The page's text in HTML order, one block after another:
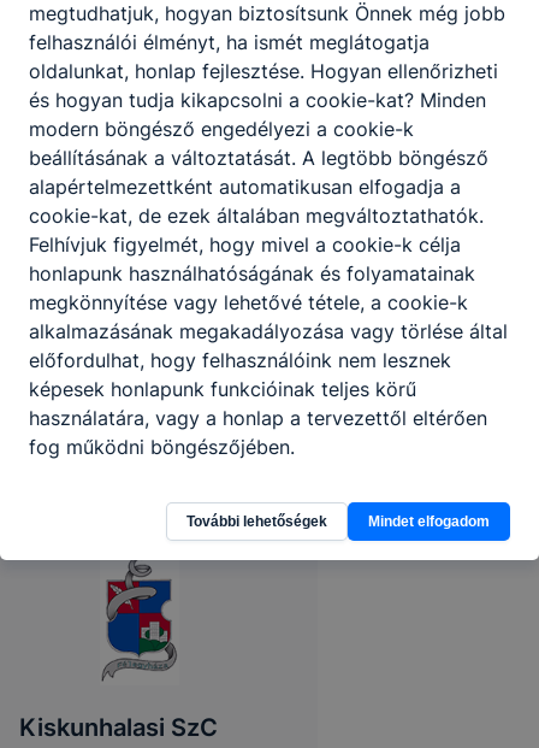
Partnereink
Kiskunhalasi SzC
megtudhatjuk, hogyan biztosítsunk Önnek még jobb
felhasználói élményt, ha ismét meglátogatja
oldalunkat, honlap fejlesztése. Hogyan ellenőrizheti
és hogyan tudja kikapcsolni a cookie-kat? Minden
modern böngésző engedélyezi a cookie-k
beállításának a változtatását. A legtöbb böngésző
alapértelmezettként automatikusan elfogadja a
cookie-kat, de ezek általában megváltoztathatók.
Felhívjuk figyelmét, hogy mivel a cookie-k célja
honlapunk használhatóságának és folyamatainak
megkönnyítése vagy lehetővé tétele, a cookie-k
alkalmazásának megakadályozása vagy törlése által
előfordulhat, hogy felhasználóink nem lesznek
képesek honlapunk funkcióinak teljes körű
használatára, vagy a honlap a tervezettől eltérően
fog működni böngészőjében.
További lehetőségek Mindet elfogadom